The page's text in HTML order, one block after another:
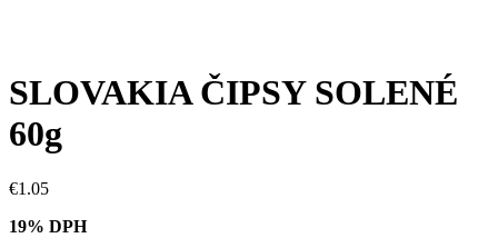
SLOVAKIA ČIPSY SOLENÉ
60g
€1.05
19% DPH